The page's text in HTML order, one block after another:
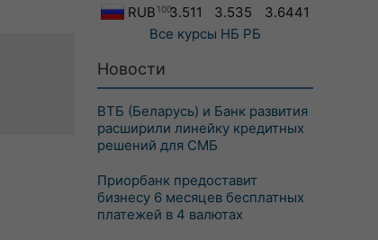
RUB 1003.511 3.535
3.6441
Все курсы НБ РБ
Новости
ВТБ (Беларусь) и Банк развития
расширили линейку кредитных
решений для СМБ
Приорбанк предоставит
бизнесу 6 месяцев бесплатных
платежей в 4 валютах